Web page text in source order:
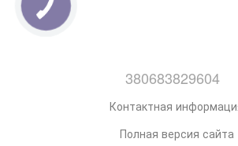
380683829604
Контактная
Полная версия сайта